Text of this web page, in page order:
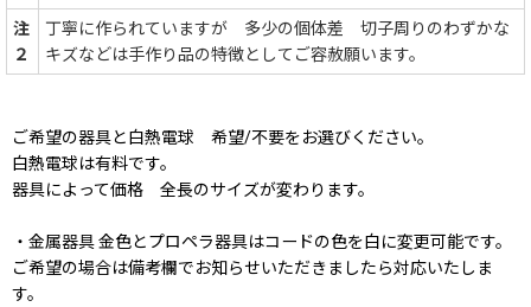
注
２
丁寧に作られていますが 多少の個体差 切子周りのわずかな
キズなどは手作り品の特徴としてご容赦願います。
ご希望の器具と白熱電球 希望/不要をお選びください。
白熱電球は有料です。
器具によって価格 全長のサイズが変わります。
・金属器具 金色とプロペラ器具はコードの色を白に変更可能です。
ご希望の場合は備考欄でお知らせいただきましたら対応いたしま
す。